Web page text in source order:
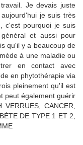
Je devais juste
je suis très
c'est pourquoi je suis
et aussi pour
qu'il y a beaucoup de
à une maladie ou
en contact avec
en phytothérapie via
pleinement qu'il est
peut également guérir
CANCER,
DE TYPE 1 ET 2,